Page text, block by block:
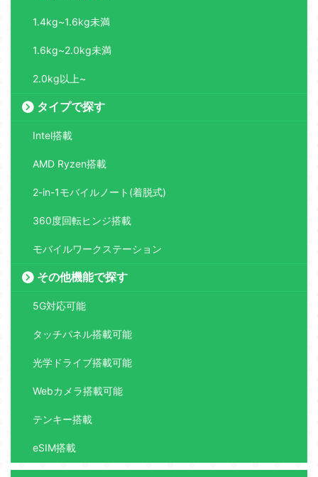
1.4kg~1.6kg未満
1.6kg~2.0kg未満
2.0kg以上~
タイプで探す
Intel搭載
AMD Ryzen搭載
2-in-1モバイルノート(着脱式)
360度回転ヒンジ搭載
モバイルワークステーション
その他機能で探す
5G対応可能
タッチパネル搭載可能
光学ドライブ搭載可能
Webカメラ搭載可能
テンキー搭載
eSIM搭載